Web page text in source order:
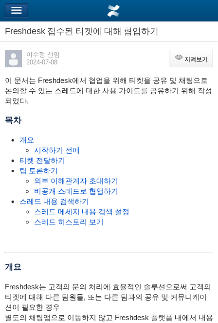
Freshdesk 접수된 티켓에 대해 협업하기
이수정 선임
2024-07-08
지켜보기
지켜보기
이 문서는 Freshdesk에서 협업을 위해 티켓을 공유 및 채팅으로
논의할 수 있는 스레드에 대한 사용 가이드를 공유하기 위해 작성
되었다.
목차
개요
시작하기 전에
티켓 전달하기
팀 토론하기
외부 이해관계자 초대하기
비공개 스레드로 협업하기
스레드 내용 검색하기
스레드 메세지 내용 검색 설정
스레드 히스토리 보기
개요
Freshdesk는 고객의 문의 처리에 효율적인 솔루션으로써 고객의
티켓에 대해 다른 팀원들, 또는 다른 팀과의 공유 및 커뮤니케이
션이 필요한 경우
별도의 채팅앱으로 이동하지 않고 Freshdesk 플랫폼 내에서 내용